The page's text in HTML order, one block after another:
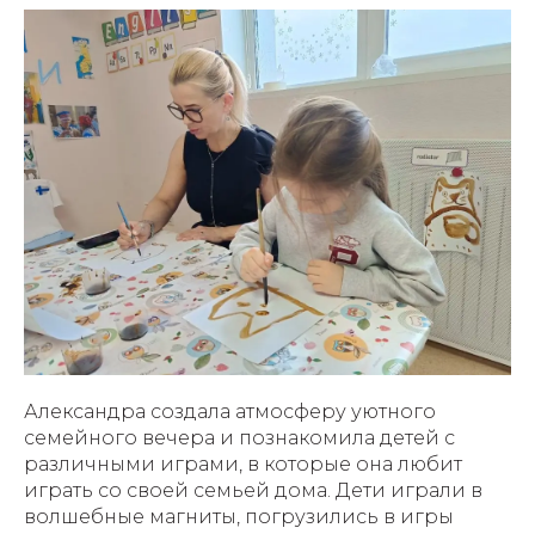
Александра создала атмосферу уютного
семейного вечера и познакомила детей с
различными играми, в которые она любит
играть со своей семьей дома. Дети играли в
волшебные магниты, погрузились в игры